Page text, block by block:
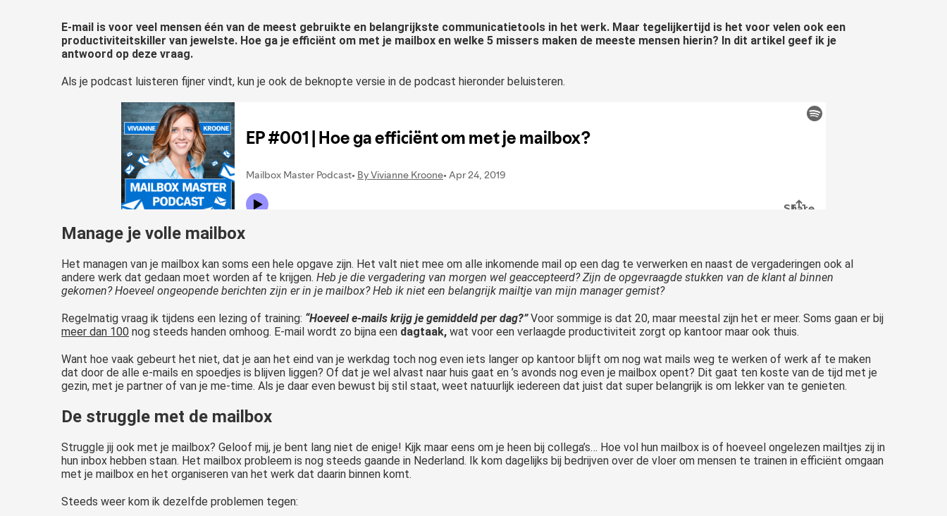
E-mail is voor veel mensen één van de meest gebruikte en belangrijkste communicatietools in het werk. Maar tegelijkertijd is het voor velen ook een
productiviteitskiller van jewelste. Hoe ga je efficiënt om met je mailbox en welke 5 missers maken de meeste mensen hierin? In dit artikel geef ik je
antwoord op deze vraag.
Als je podcast luisteren fijner vindt, kun je ook de beknopte versie in de podcast hieronder beluisteren.
Manage je volle mailbox
Het managen van je mailbox kan soms een hele opgave zijn. Het valt niet mee om alle inkomende mail op een dag te verwerken en naast de vergaderingen ook al
andere werk dat gedaan moet worden af te krijgen. Heb je die vergadering van morgen wel geaccepteerd? Zijn de opgevraagde stukken van de klant al binnen
gekomen? Hoeveel ongeopende berichten zijn er in je mailbox? Heb ik niet een belangrijk mailtje van mijn manager gemist?
Regelmatig vraag ik tijdens een lezing of training: “Hoeveel e-mails krijg je gemiddeld per dag?”Voor sommige is dat 20, maar meestal zijn het er meer. Soms gaan er bij
meer dan 100 nog steeds handen omhoog. E-mail wordt zo bijna een dagtaak, wat voor een verlaagde productiviteit zorgt op kantoor maar ook thuis.
Want hoe vaak gebeurt het niet, dat je aan het eind van je werkdag toch nog even iets langer op kantoor blijft om nog wat mails weg te werken of werk af te maken
dat door de alle e-mails en spoedjes is blijven liggen? Of dat je wel alvast naar huis gaat en ’s avonds nog even je mailbox opent? Dit gaat ten koste van de tijd met je
gezin, met je partner of van je me-time. Als je daar even bewust bij stil staat, weet natuurlijk iedereen dat juist dat super belangrijk is om lekker van te genieten.
De struggle met de mailbox
Struggle jij ook met je mailbox? Geloof mij, je bent lang niet de enige! Kijk maar eens om je heen bij collega’s… Hoe vol hun mailbox is of hoeveel ongelezen mailtjes zij in
hun inbox hebben staan. Het mailbox probleem is nog steeds gaande in Nederland. Ik kom dagelijks bij bedrijven over de vloer om mensen te trainen in efficiënt omgaan
met je mailbox en het organiseren van het werk dat daarin binnen komt.
Steeds weer kom ik dezelfde problemen tegen: